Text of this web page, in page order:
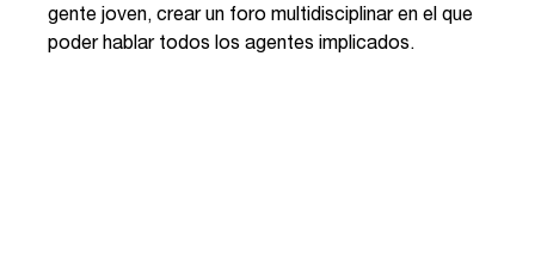
gente joven, crear un foro multidisciplinar en el que
poder hablar todos los agentes implicados.